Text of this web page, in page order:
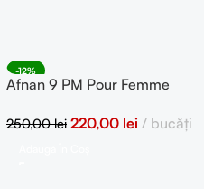
-12%
Afnan 9 PM Pour Femme
250,00lei 220,00 lei bucăți